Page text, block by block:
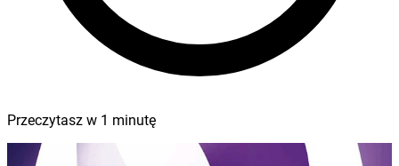
Przeczytasz w 1 minutę